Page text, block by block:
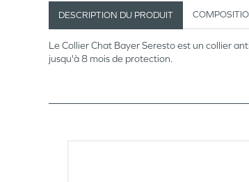
DESCRIPTION DU PRODUIT
Le Collier Chat Bayer Seresto est un collier
jusqu'à 8 mois de protection.